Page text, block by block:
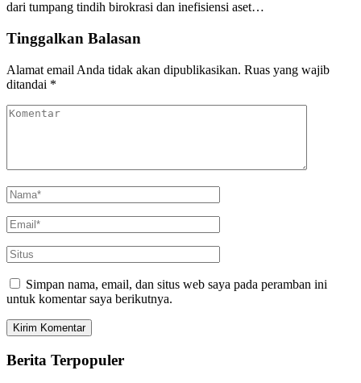
dari tumpang tindih birokrasi dan inefisiensi aset…
Tinggalkan Balasan
Alamat email Anda tidak akan dipublikasikan. Ruas yang wajib
ditandai *
Simpan nama, email, dan situs web saya pada peramban ini
untuk komentar saya berikutnya.
Berita Terpopuler